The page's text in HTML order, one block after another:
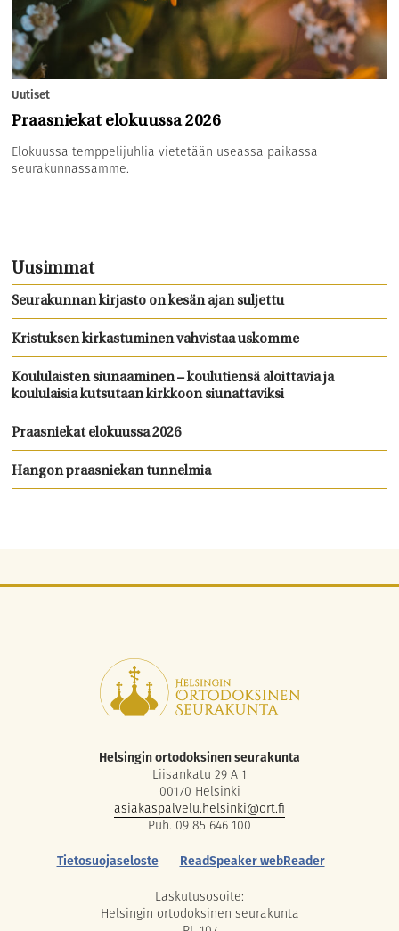
Uutiset
Praasniekat elokuussa 2026
Elokuussa temppelijuhlia vietetään useassa paikassa
seurakunnassamme.
Uusimmat
Seurakunnan kirjasto on kesän ajan suljettu
Kristuksen kirkastuminen vahvistaa uskomme
Koululaisten siunaaminen – koulutiensä aloittavia ja
koululaisia kutsutaan kirkkoon siunattaviksi
Praasniekat elokuussa 2026
Hangon praasniekan tunnelmia
Helsingin ortodoksinen seurakunta
Liisankatu 29 A 1
00170 Helsinki
asiakaspalvelu.helsinki@ort.fi
Puh. 09 85 646 100
Tietosuojaseloste
ReadSpeaker webReader
Laskutusosoite:
Helsingin ortodoksinen seurakunta